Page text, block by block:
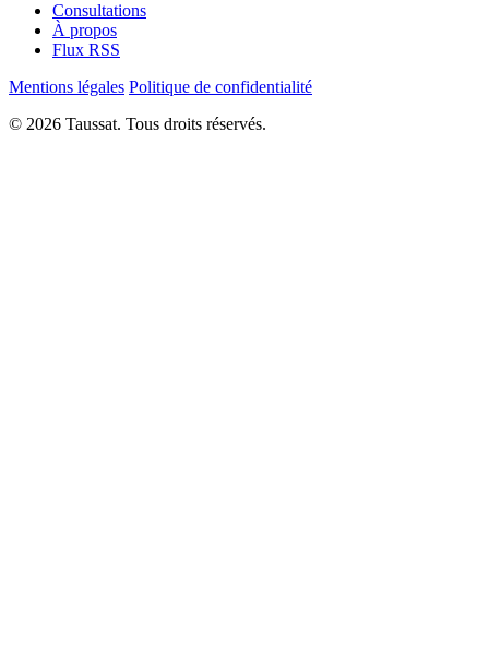
Consultations
À propos
Flux RSS
Mentions légales Politique de confidentialité
© 2026 Taussat. Tous droits réservés.